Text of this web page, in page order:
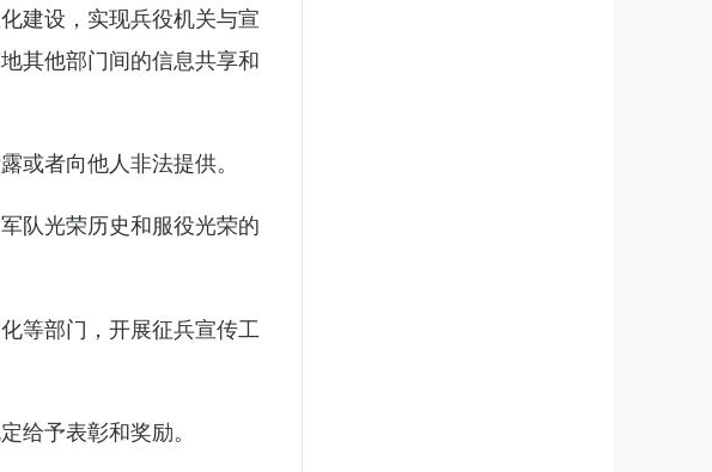
建设，实现兵役机关与宣
其他部门间的信息共享和
或者向他人非法提供。
队光荣历史和服役光荣的
等部门，开展征兵宣传工
给予表彰和奖励。